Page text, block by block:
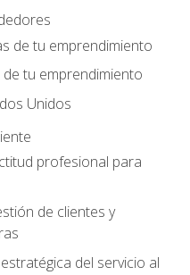
de tu emprendimiento
tu emprendimiento
Unidos
profesional para
de clientes y
del servicio al